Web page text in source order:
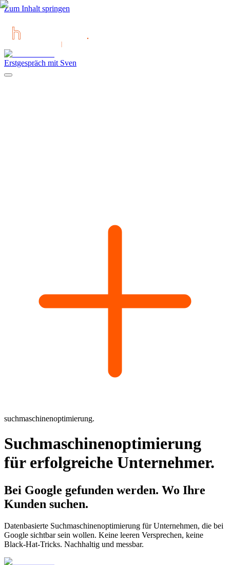
Zum Inhalt springen
Erstgespräch mit Sven
suchmaschinenoptimierung.
Suchmaschinenoptimierung
für erfolgreiche Unternehmer.
Bei Google gefunden werden. Wo Ihre
Kunden suchen.
Datenbasierte Suchmaschinenoptimierung für Unternehmen, die bei
Google sichtbar sein wollen. Keine leeren Versprechen, keine
Black-Hat-Tricks. Nachhaltig und messbar.